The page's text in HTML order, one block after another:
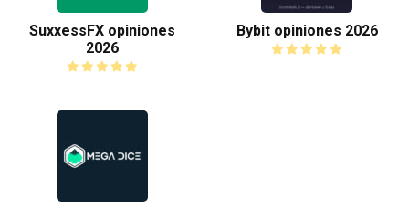
SuxxessFX opiniones
2026
Bybit opiniones 2026